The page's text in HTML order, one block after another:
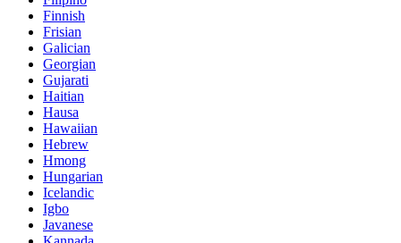
Finnish
Frisian
Galician
Georgian
Gujarati
Haitian
Hausa
Hawaiian
Hebrew
Hmong
Hungarian
Icelandic
Igbo
Javanese